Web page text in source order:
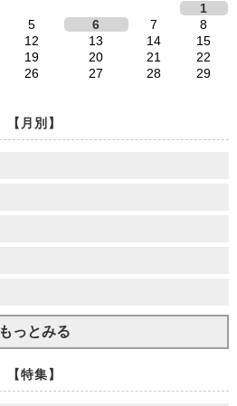
1
5 6 7
8
12 13 14
15
19 20 21
22
26 27 28
29
【月別】
もっとみる
【特集】